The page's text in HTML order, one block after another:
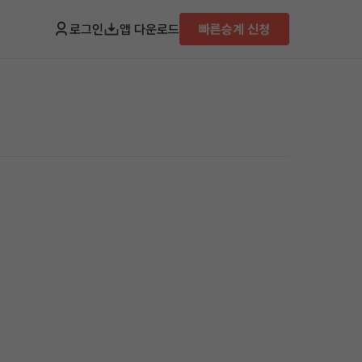
로그인 앱 다운로드 빠른승계 신청